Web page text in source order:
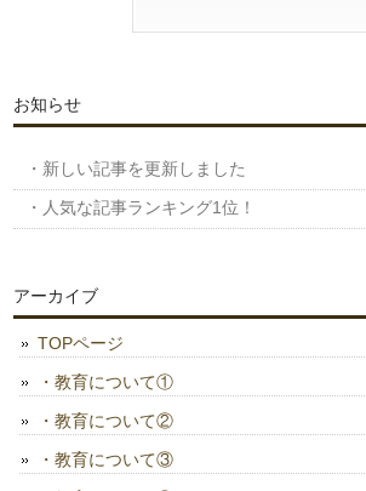
お知らせ
・新しい記事を更新しました
・人気な記事ランキング1位！
アーカイブ
TOPページ
・教育について①
・教育について②
・教育について③